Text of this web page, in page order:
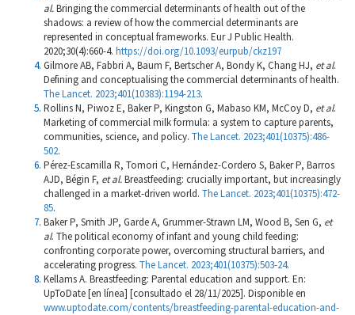
al.Bringing the commercial determinants of health out of the
shadows: a review of how the commercial determinants are
represented in conceptual frameworks. Eur J Public Health.
2020;30(4):660-4. https://doi.org/10.1093/eurpub/ckz197
Gilmore AB, Fabbri A, Baum F, Bertscher A, Bondy K, Chang HJ, et al.
Defining and conceptualising the commercial determinants of health.
The Lancet. 2023;401(10383):1194-213.
Rollins N, Piwoz E, Baker P, Kingston G, Mabaso KM, McCoy D, et al.
Marketing of commercial milk formula: a system to capture parents,
communities, science, and policy. The Lancet. 2023;401(10375):486-
502.
Pérez-Escamilla R, Tomori C, Hernández-Cordero S, Baker P, Barros
AJD, Bégin F, et al.Breastfeeding: crucially important, but increasingly
challenged in a market-driven world. The Lancet. 2023;401(10375):472-
85.
Baker P, Smith JP, Garde A, Grummer-Strawn LM, Wood B, Sen G, et
al. The political economy of infant and young child feeding:
confronting corporate power, overcoming structural barriers, and
accelerating progress. The Lancet. 2023;401(10375):503-24.
Kellams A. Breastfeeding: Parental education and support. En:
UpToDate [en línea] [consultado el 28/11/2025]. Disponible en
www.uptodate.com/contents/breastfeeding-parental-education-and-